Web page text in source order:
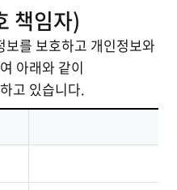
책임자)
를 보호하고 개인정보와
아래와 같이
고 있습니다.